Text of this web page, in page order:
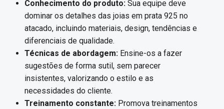
Conhecimento do produto: Sua equipe deve
dominar os detalhes das joias em prata 925 no
atacado, incluindo materiais, design, tendências e
diferenciais de qualidade.
Técnicas de abordagem: Ensine-os a fazer
sugestões de forma sutil, sem parecer
insistentes, valorizando o estilo e as
necessidades do cliente.
Treinamento constante: Promova treinamentos